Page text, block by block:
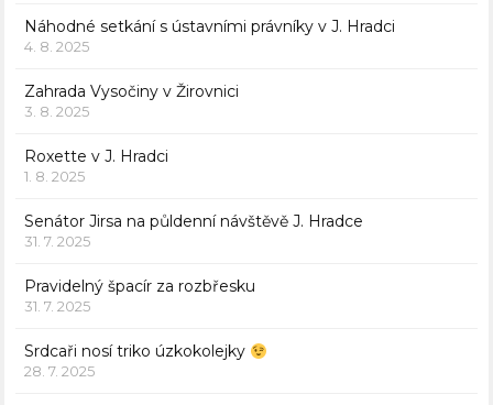
Náhodné setkání s ústavními právníky v J. Hradci
4. 8. 2025
Zahrada Vysočiny v Žirovnici
3. 8. 2025
Roxette v J. Hradci
1. 8. 2025
Senátor Jirsa na půldenní návštěvě J. Hradce
31. 7. 2025
Pravidelný špacír za rozbřesku
31. 7. 2025
Srdcaři nosí triko úzkokolejky
28. 7. 2025